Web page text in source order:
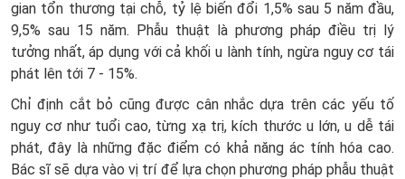
gian tổn thương tại chỗ, tỷ lệ biến đổi 1,5% sau 5 năm đầu,
9,5% sau 15 năm. Phẫu thuật là phương pháp điều trị lý
tưởng nhất, áp dụng với cả khối u lành tính, ngừa nguy cơ tái
phát lên tới 7 - 15%.
Chỉ định cắt bỏ cũng được cân nhắc dựa trên các yếu tố
nguy cơ như tuổi cao, từng xạ trị, kích thước u lớn, u dễ tái
phát, đây là những đặc điểm có khả năng ác tính hóa cao.
Bác sĩ sẽ dựa vào vị trí để lựa chọn phương pháp phẫu thuật